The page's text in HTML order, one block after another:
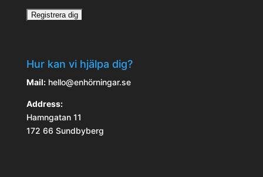
Hur kan vi hjälpa dig?
Mail:hello@enhörningar.se
Address:
Hamngatan 11
172 66 Sundbyberg